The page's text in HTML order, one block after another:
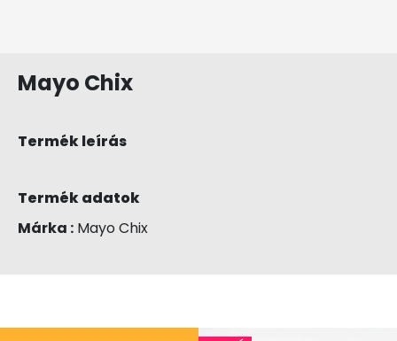
Mayo Chix
Termék leírás
Termék adatok
Márka : Mayo Chix